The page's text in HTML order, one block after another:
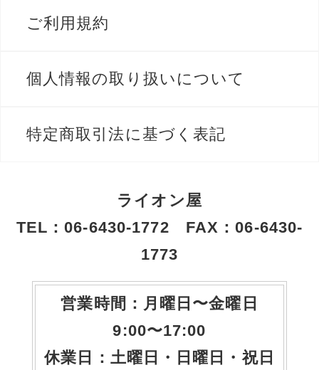
ご利用規約
個人情報の取り扱いについて
特定商取引法に基づく表記
ライオン屋
TEL：06-6430-1772 FAX：06-6430-
1773
営業時間：月曜日〜金曜日
9:00〜17:00
休業日：土曜日・日曜日・祝日